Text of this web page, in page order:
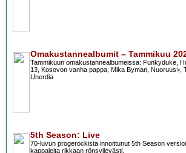
Omakustannealbumit – Tammikuu
Tammikuun omakustannealbumeissa: Funkyduke,
13, Kosovon vanha pappa, Mika Byman, Nuoruus>,
Unerdia
5th Season: Live
70-luvun progerockista innoittunut 5th Season
kappaleita rikkaan rönsyilevästi.